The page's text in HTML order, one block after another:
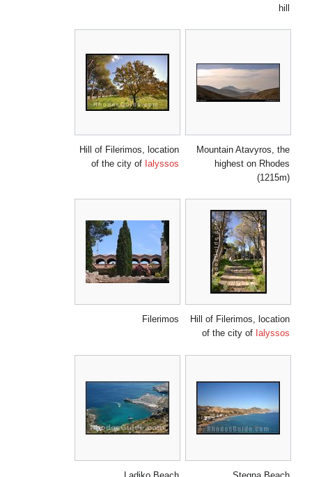
hill
Mountain Atavyros, the
highest on Rhodes
(1215m)
Hill of Filerimos, location
of the city of Ialyssos
Hill of Filerimos, location
of the city of Ialyssos
Filerimos